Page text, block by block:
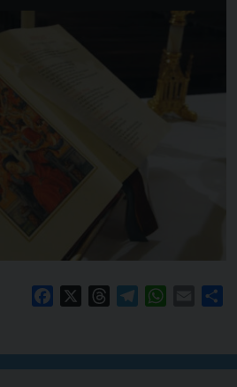
Facebook ThreadsTelegramWhatsApp
Email